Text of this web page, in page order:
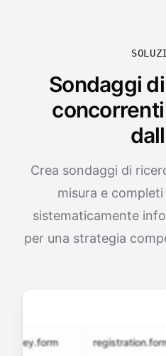
Sondaggi
Crea sondaggi di
misura e
sistematicamente
per una strategia
registration.form